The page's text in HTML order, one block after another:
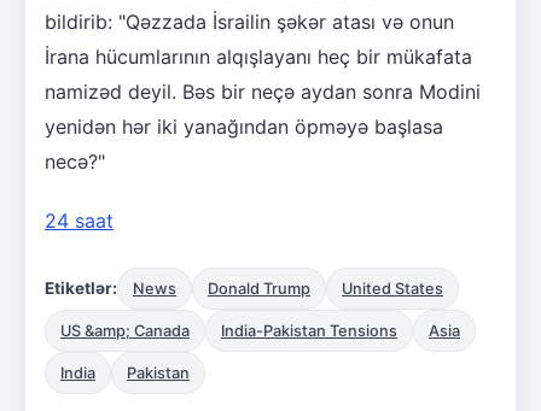
bildirib: "Qəzzada İsrailin şəkər atası və onun
İrana hücumlarının alqışlayanı heç bir mükafata
namizəd deyil. Bəs bir neçə aydan sonra Modini
yenidən hər iki yanağından öpməyə başlasa
necə?"
24 saat
Etiketlər: News Donald Trump United States
US &amp; Canada India-Pakistan Tensions Asia
India Pakistan